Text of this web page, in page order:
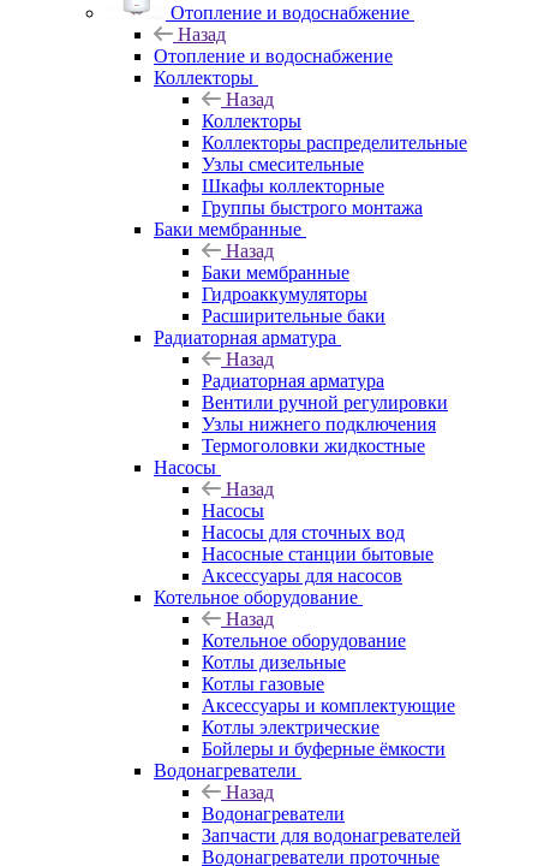
Отопление и водоснабжение
Назад
Отопление и водоснабжение
Коллекторы
Назад
Коллекторы
Коллекторы распределительные
Узлы смесительные
Шкафы коллекторные
Группы быстрого монтажа
Баки мембранные
Назад
Баки мембранные
Гидроаккумуляторы
Расширительные баки
Радиаторная арматура
Назад
Радиаторная арматура
Вентили ручной регулировки
Узлы нижнего подключения
Термоголовки жидкостные
Насосы
Назад
Насосы
Насосы для сточных вод
Насосные станции бытовые
Аксессуары для насосов
Котельное оборудование
Назад
Котельное оборудование
Котлы дизельные
Котлы газовые
Аксессуары и комплектующие
Котлы электрические
Бойлеры и буферные ёмкости
Водонагреватели
Назад
Водонагреватели
Запчасти для водонагревателей
Водонагреватели проточные